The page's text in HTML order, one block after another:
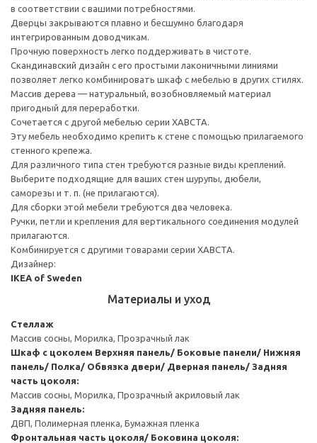
в соответствии с вашими потребностями.
Дверцы закрываются плавно и бесшумно благодаря
интегрированным доводчикам.
Прочную поверхность легко поддерживать в чистоте.
Скандинавский дизайн с его простыми лаконичными линиями
позволяет легко комбинировать шкаф с мебелью в других стилях.
Массив дерева — натуральный, возобновляемый материал
пригодный для переработки.
Сочетается с другой мебелью серии ХАВСТА.
Эту мебель необходимо крепить к стене с помощью прилагаемого
стенного крепежа.
Для различного типа стен требуются разные виды креплений.
Выберите подходящие для ваших стен шурупы, дюбели,
саморезы и т. п. (не прилагаются).
Для сборки этой мебели требуются два человека.
Ручки, петли и крепления для вертикального соединения модулей
прилагаются.
Комбинируется с другими товарами серии ХАВСТА.
Дизайнер:
IKEA of Sweden
Материалы и уход
Стеллаж
Массив сосны, Морилка, Прозрачный лак
Шкаф с цоколем Верхняя панель/ Боковые панели/ Нижняя
панель/ Полка/ Обвязка двери/ Дверная панель/ Задняя
часть цоколя:
Массив сосны, Морилка, Прозрачный акриловый лак
Задняя панель:
ДВП, Полимерная пленка, Бумажная пленка
Фронтальная часть цоколя/ Боковина цоколя: